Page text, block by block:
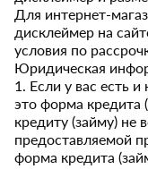
Для интернет-
дисклеймер на
условия по
Юридическая
1. Если у вас есть
это форма кредита
кредиту (займу) не
предоставляемой
форма кредита